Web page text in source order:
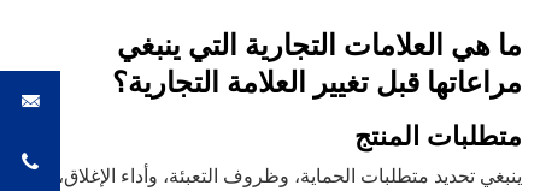
ما هي العلامات التجارية التي ينبغي
مراعاتها قبل تغيير العلامة التجارية؟
متطلبات المنتج
ينبغي تحديد متطلبات الحماية، وظروف التعبئة، وأداء الإغلاق،